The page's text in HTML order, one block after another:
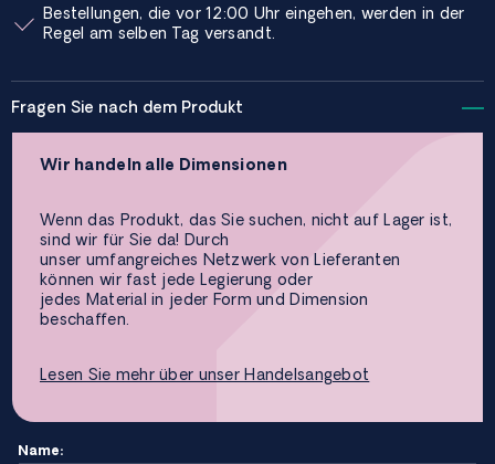
Bestellungen, die vor 12:00 Uhr eingehen, werden in der
Regel am selben Tag versandt.
Fragen Sie nach dem Produkt
Wir handeln alle Dimensionen
Wenn das Produkt, das Sie suchen, nicht auf Lager ist,
sind wir für Sie da! Durch
unser umfangreiches Netzwerk von Lieferanten
können wir fast jede Legierung oder
jedes Material in jeder Form und Dimension
beschaffen.
Lesen Sie mehr über unser Handelsangebot
Name: